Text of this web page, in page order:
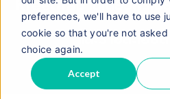
preferences, we'll have to use
cookie so that you're not
choice again.
Accept
Kreethaบ้านเดี่ยวพรีเ
และรายละเอีย